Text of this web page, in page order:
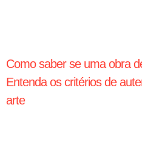
Como saber se uma obra
Entenda os critérios de
arte